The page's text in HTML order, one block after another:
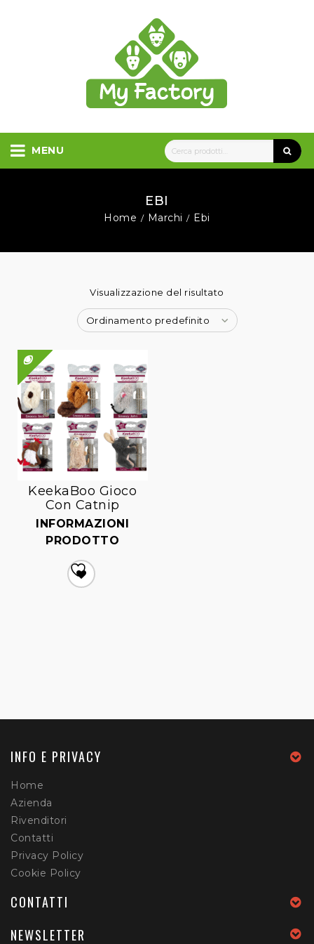
MENU
EBI
Home / Marchi / Ebi
Visualizzazione del risultato
Ordinamento predefinito
KeekaBoo Gioco
Con Catnip
INFORMAZIONI
PRODOTTO
INFO E PRIVACY
Home
Azienda
Rivenditori
Contatti
Privacy Policy
Cookie Policy
CONTATTI
NEWSLETTER